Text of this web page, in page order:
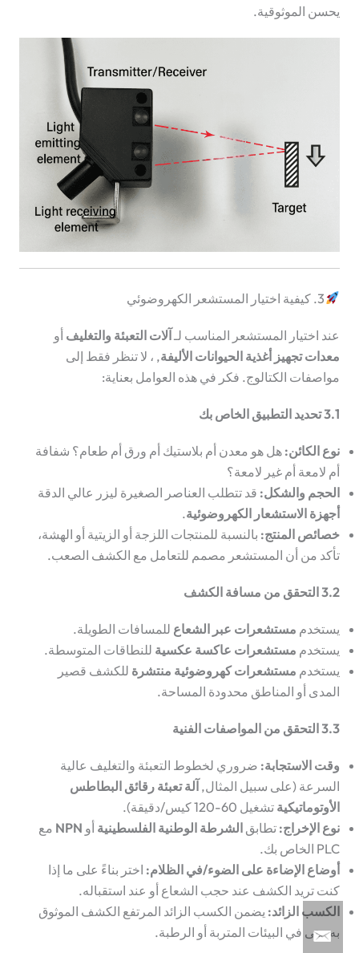
يحسن الموثوقية.
3. كيفية اختيار المستشعر الكهروضوئي
عند اختيار المستشعر المناسب لـ آلات التعبئة والتغليف أو
معدات تجهيز أغذية الحيوانات الأليفة, ، لا تنظر فقط إلى
مواصفات الكتالوج. فكر في هذه العوامل بعناية:
3.1 تحديد التطبيق الخاص بك
نوع الكائن: هل هو معدن أم بلاستيك أم ورق أم طعام؟ شفافة
أم لامعة أم غير لامعة؟
الحجم والشكل: قد تتطلب العناصر الصغيرة ليزر عالي الدقة
أجهزة الاستشعار الكهروضوئية.
خصائص المنتج: بالنسبة للمنتجات اللزجة أو الزيتية أو الهشة،
تأكد من أن المستشعر مصمم للتعامل مع الكشف الصعب.
3.2 التحقق من مسافة الكشف
يستخدم مستشعرات عبر الشعاع للمسافات الطويلة.
يستخدم مستشعرات عاكسة عكسية للنطاقات المتوسطة.
يستخدم مستشعرات كهروضوئية منتشرة للكشف قصير
المدى أو المناطق محدودة المساحة.
3.3 التحقق من المواصفات الفنية
وقت الاستجابة: ضروري لخطوط التعبئة والتغليف عالية
السرعة (على سبيل المثال, آلة تعبئة رقائق البطاطس
الأوتوماتيكية تشغيل 60-120 كيس/دقيقة).
نوع الإخراج: تطابق الشرطة الوطنية الفلسطينية أو NPN مع
PLC الخاص بك.
أوضاع الإضاءة على الضوء/في الظلام: اختر بناءً على ما إذا
كنت تريد الكشف عند حجب الشعاع أو عند استقباله.
الكسب الزائد: يضمن الكسب الزائد المرتفع الكشف الموثوق
به حتى في البيئات المتربة أو الرطبة.